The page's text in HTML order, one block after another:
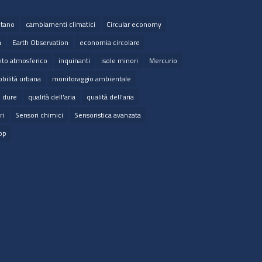
cambiamenti climatici
Circular economy
Earth Observation
economia circolare
atmosferico inquinanti isole minori
Mercurio
urbana
monitoraggio ambientale
dure qualità dell'aria
qualità dell’aria
Sensori chimici
Sensoristica avanzata